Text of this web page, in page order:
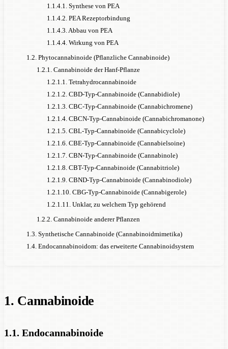
1.1.4.1. Synthese von PEA
1.1.4.2. PEA Rezeptorbindung
1.1.4.3. Abbau von PEA
1.1.4.4. Wirkung von PEA
1.2. Phytocannabinoide (Pflanzliche Cannabinoide)
1.2.1. Cannabinoide der Hanf-Pflanze
1.2.1.1. Tetrahydrocannabinoide
1.2.1.2. CBD-Typ-Cannabinoide (Cannabidiole)
1.2.1.3. CBC-Typ-Cannabinoide (Cannabichromene)
1.2.1.4. CBCN-Typ-Cannabinoide (Cannabichromanone)
1.2.1.5. CBL-Typ-Cannabinoide (Cannabicyclole)
1.2.1.6. CBE-Typ-Cannabinoide (Cannabielsoine)
1.2.1.7. CBN-Typ-Cannabinoide (Cannabinole)
1.2.1.8. CBT-Typ-Cannabinoide (Cannabitriole)
1.2.1.9. CBND-Typ-Cannabinoide (Cannabinodiole)
1.2.1.10. CBG-Typ-Cannabinoide (Cannabigerole)
1.2.1.11. Unklar, zu welchem Typ gehörend
1.2.2. Cannabinoide anderer Pflanzen
1.3. Synthetische Cannabinoide (Cannabinoidmimetika)
1.4. Endocannabinoidom: das erweiterte Cannabinoidsystem
1. Cannabinoide
1.1. Endocannabinoide